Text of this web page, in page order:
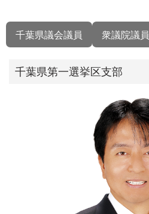
千葉県議会議員 衆議院議員
千葉県第一選挙区支部